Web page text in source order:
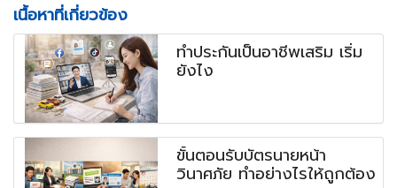
เนื้อหาที่เกี่ยวข้อง
ทำประกันเป็นอาชีพเสริม เริ่ม
ยังไง
ขั้นตอนรับบัตรนายหน้า
วินาศภัย ทำอย่างไรให้ถูกต้อง